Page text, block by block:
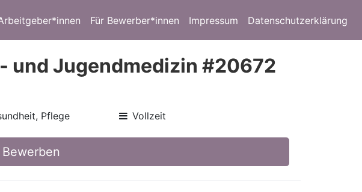
Für Bewerber*innen Impressum Datenschutzerklärung
und Jugendmedizin #20672
Pflege Vollzeit